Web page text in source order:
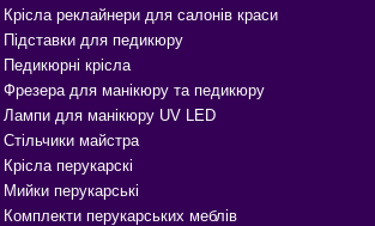
Крісла реклайнери для салонів краси
Підставки для педикюру
Педикюрні крісла
Фрезера для манікюру та педикюру
Лампи для манікюру UV LED
Стільчики майстра
Крісла перукарскі
Мийки перукарські
Комплекти перукарських меблів